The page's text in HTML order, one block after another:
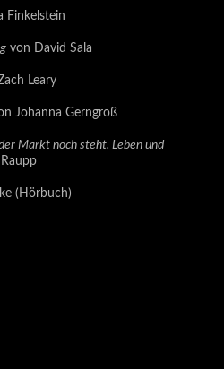
Finkelstein
von David Sala
Leary
Johanna Gerngroß
Markt noch steht. Leben und
(Hörbuch)